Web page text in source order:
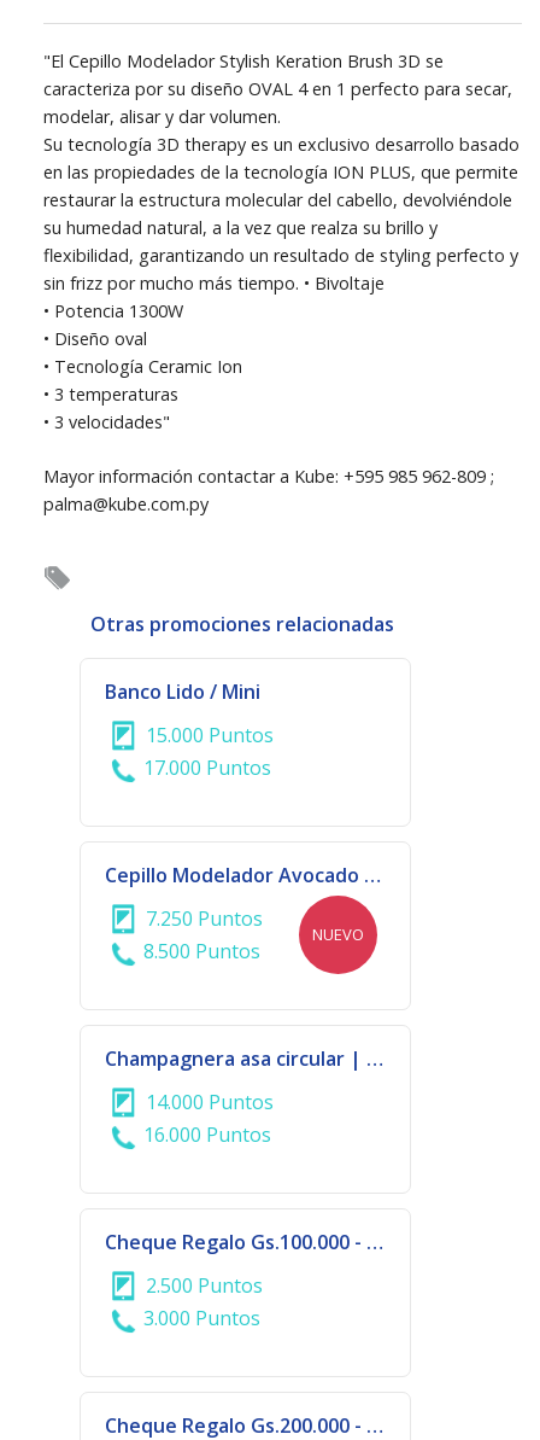
"El Cepillo Modelador Stylish Keration Brush 3D se
caracteriza por su diseño OVAL 4 en 1 perfecto para secar,
modelar, alisar y dar volumen.
Su tecnología 3D therapy es un exclusivo desarrollo basado
en las propiedades de la tecnología ION PLUS, que permite
restaurar la estructura molecular del cabello, devolviéndole
su humedad natural, a la vez que realza su brillo y
flexibilidad, garantizando un resultado de styling perfecto y
sin frizz por mucho más tiempo. • Bivoltaje
• Potencia 1300W
• Diseño oval
• Tecnología Ceramic Ion
• 3 temperaturas
• 3 velocidades"
Mayor información contactar a Kube: +595 985 962-809 ;
palma@kube.com.py
Otras promociones relacionadas
Banco Lido / Mini
15.000 Puntos
17.000 Puntos
Cepillo Modelador Avocado Power 3D Bivoltaje | 914 - 3816
7.250 Puntos
8.500 Puntos
NUEVO
Champagnera asa circular | 570-3167
14.000 Puntos
16.000 Puntos
Cheque Regalo Gs.100.000 - DALAS COLLECTION - CIUDAD DEL ESTE
2.500 Puntos
3.000 Puntos
Cheque Regalo Gs.200.000 - DALAS COLLECTION - CIUDAD DEL ESTE